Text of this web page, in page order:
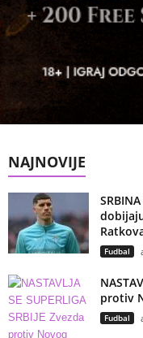
NAJNOVIJE
Fudbal
protiv
Fudbal